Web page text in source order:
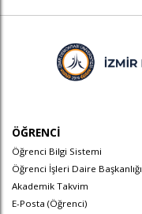
ÖĞRENCİ
Öğrenci Bilgi Sistemi
Öğrenci İşleri Daire Başkanlığı
Akademik Takvim
E-Posta (Öğrenci)